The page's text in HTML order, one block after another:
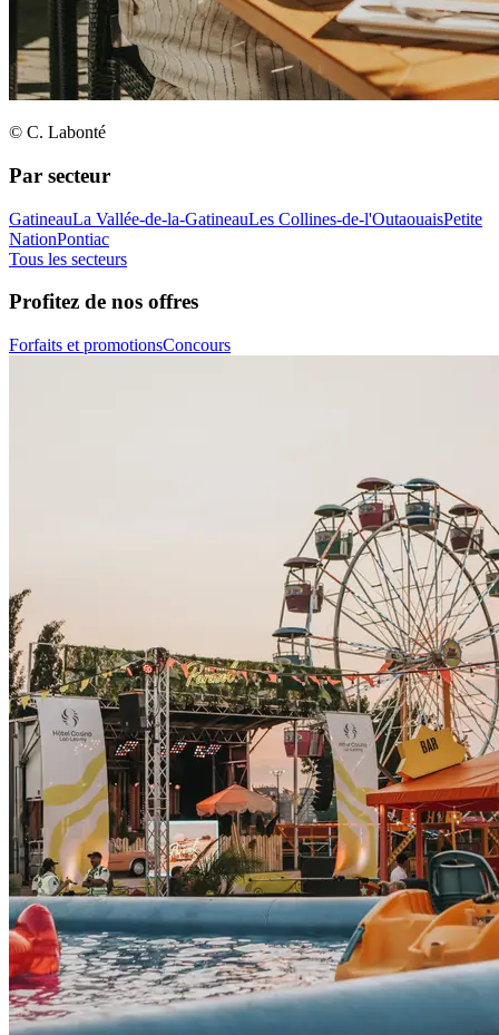
© C. Labonté
Par secteur
GatineauLa Vallée-de-la-GatineauLes Collines-de-l'OutaouaisPetite
NationPontiac
Tous les secteurs
Profitez de nos offres
Forfaits et promotionsConcours